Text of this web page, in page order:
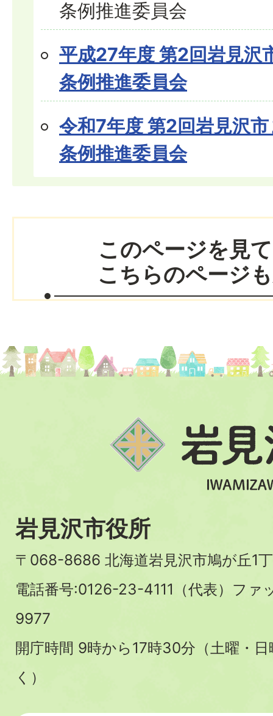
条例推進委員会
平成27年度 第2回岩見沢
条例推進委員会
令和7年度 第2回岩見沢
条例推進委員会
このページを見
こちらのページ
岩見沢市役所
〒068-8686 北海道岩見沢市鳩が丘1
電話番号:0126-23-4111（代表）フ
9977
開庁時間 9時から17時30分（土曜・
く）